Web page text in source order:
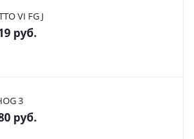
VI FG J
руб.
3
руб.